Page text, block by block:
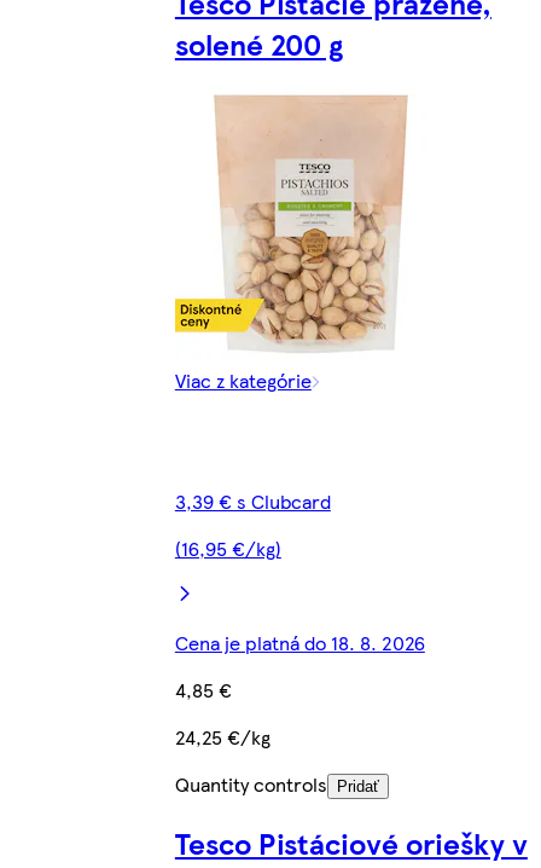
solené 200 g
Viac z kategórie
3,39 € s Clubcard
(16,95 €/kg)
Cena je platná do 18. 8. 2026
4,85 €
24,25 €/kg
Quantity controls
Pridať
Tesco Pistáciové oriešky v